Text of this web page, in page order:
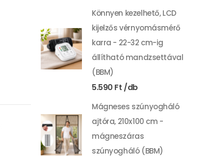
Könnyen kezelhető, LCD
kijelzős vérnyomásmérő
karra - 22-32 cm-ig
állítható mandzsettával
(BBM)
5.590 Ft
Mágneses szúnyogháló
ajtóra, 210x100 cm -
mágneszáras
szúnyogháló (BBM)